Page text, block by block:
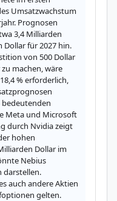
Umsatzwachstum
Prognosen
3,4 Milliarden
Dollar für 2027 hin.
von 500 Dollar
machen, wäre
% erforderlich,
Meta und Microsoft
durch Nvidia zeigt
hohen
Dollar im
Nebius
darstellen.
auch andere Aktien
gelten.